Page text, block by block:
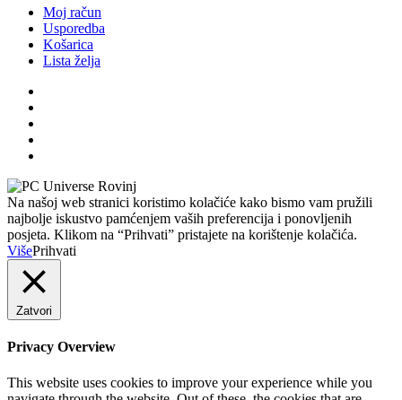
Moj račun
Usporedba
Košarica
Lista želja
Na našoj web stranici koristimo kolačiće kako bismo vam pružili
najbolje iskustvo pamćenjem vaših preferencija i ponovljenih
posjeta. Klikom na “Prihvati” pristajete na korištenje kolačića.
VišePrihvati
Zatvori
Privacy Overview
This website uses cookies to improve your experience while you